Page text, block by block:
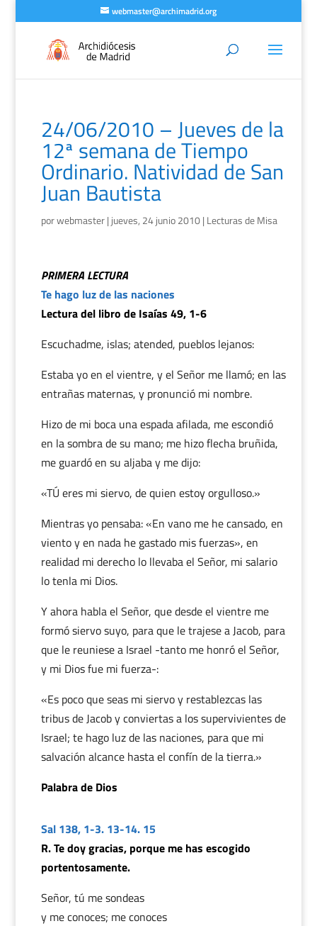
webmaster@archimadrid.org
24/06/2010 – Jueves de la
12ª semana de Tiempo
Ordinario. Natividad de San
Juan Bautista
porwebmaster| jueves, 24 junio 2010| Lecturas de Misa
PRIMERA LECTURA
Te hago luz de las naciones
Lectura del libro de Isaías 49, 1-6
Escuchadme, islas; atended, pueblos lejanos:
Estaba yo en el vientre, y el Señor me llamó; en las
entrañas maternas, y pronunció mi nombre.
Hizo de mi boca una espada afilada, me escondió
en la sombra de su mano; me hizo flecha bruñida,
me guardó en su aljaba y me dijo:
«TÚ eres mi siervo, de quien estoy orgulloso.»
Mientras yo pensaba: «En vano me he cansado, en
viento y en nada he gastado mis fuerzas», en
realidad mi derecho lo llevaba el Señor, mi salario
lo tenla mi Dios.
Y ahora habla el Señor, que desde el vientre me
formó siervo suyo, para que le trajese a Jacob, para
que le reuniese a Israel -tanto me honró el Señor,
y mi Dios fue mi fuerza-:
«Es poco que seas mi siervo y restablezcas las
tribus de Jacob y conviertas a los supervivientes de
Israel; te hago luz de las naciones, para que mi
salvación alcance hasta el confín de la tierra.»
Palabra de Dios
Sal 138, 1-3. 13-14. 15
R. Te doy gracias, porque me has escogido
portentosamente.
Señor, tú me sondeas
y me conoces; me conoces